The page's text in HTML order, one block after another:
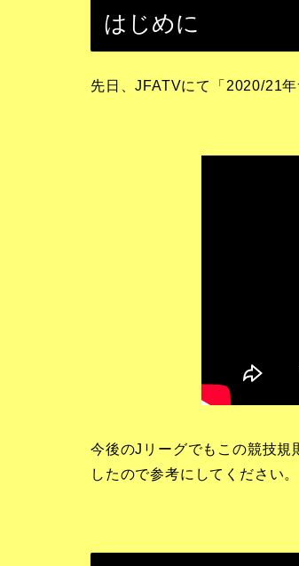
はじめに
先日、JFATVにて「2020/21
今後のJリーグでもこの競技規
したので参考にしてください。